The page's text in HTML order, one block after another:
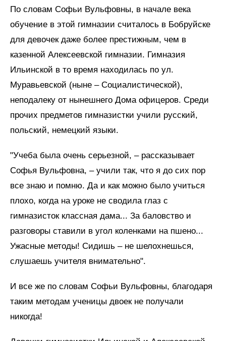
По словам Софьи Вульфовны, в начале века
обучение в этой гимназии считалось в Бобруйске
для девочек даже более престижным, чем в
казенной Алексеевской гимназии. Гимназия
Ильинской в то время находилась по ул.
Муравьевской (ныне – Социалистической),
неподалеку от нынешнего Дома офицеров. Среди
прочих предметов гимназистки учили русский,
польский, немецкий языки.
"Учеба была очень серьезной, – рассказывает
Софья Вульфовна, – учили так, что я до сих пор
все знаю и помню. Да и как можно было учиться
плохо, когда на уроке не сводила глаз с
гимназисток классная дама... За баловство и
разговоры ставили в угол коленками на пшено...
Ужасные методы! Сидишь – не шелохнешься,
слушаешь учителя внимательно".
И все же по словам Софьи Вульфовны, благодаря
таким методам ученицы двоек не получали
никогда!